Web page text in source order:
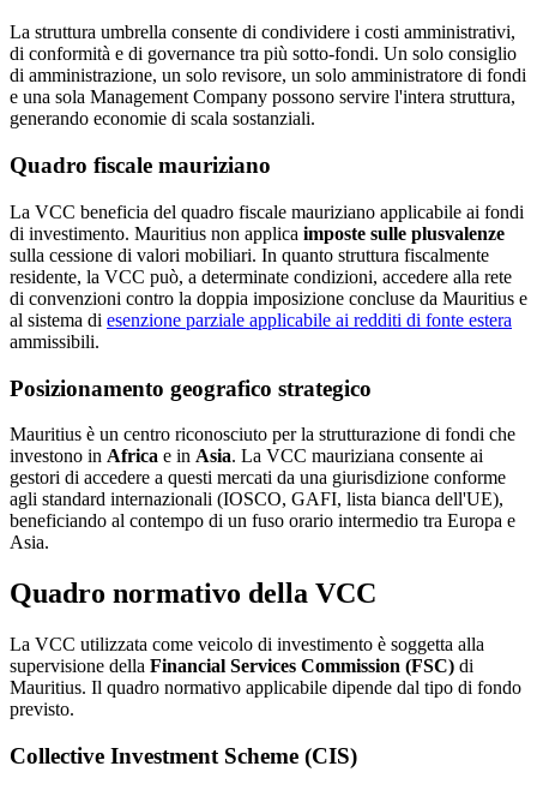
La struttura umbrella consente di condividere i costi amministrativi,
di conformità e di governance tra più sotto-fondi. Un solo consiglio
di amministrazione, un solo revisore, un solo amministratore di fondi
e una sola Management Company possono servire l'intera struttura,
generando economie di scala sostanziali.
Quadro fiscale mauriziano
La VCC beneficia del quadro fiscale mauriziano applicabile ai fondi
di investimento. Mauritius non applica imposte sulle plusvalenze
sulla cessione di valori mobiliari. In quanto struttura fiscalmente
residente, la VCC può, a determinate condizioni, accedere alla rete
di convenzioni contro la doppia imposizione concluse da Mauritius e
al sistema di esenzione parziale applicabile ai redditi di fonte estera
ammissibili.
Posizionamento geografico strategico
Mauritius è un centro riconosciuto per la strutturazione di fondi che
investono in Africa e in Asia. La VCC mauriziana consente ai
gestori di accedere a questi mercati da una giurisdizione conforme
agli standard internazionali (IOSCO, GAFI, lista bianca dell'UE),
beneficiando al contempo di un fuso orario intermedio tra Europa e
Asia.
Quadro normativo della VCC
La VCC utilizzata come veicolo di investimento è soggetta alla
supervisione della Financial Services Commission (FSC) di
Mauritius. Il quadro normativo applicabile dipende dal tipo di fondo
previsto.
Collective Investment Scheme (CIS)